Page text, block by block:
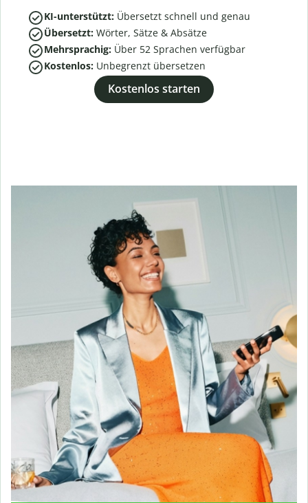
KI-unterstützt: Übersetzt schnell und genau
Übersetzt: Wörter, Sätze & Absätze
Mehrsprachig: Über 52 Sprachen verfügbar
Kostenlos: Unbegrenzt übersetzen
Kostenlos starten